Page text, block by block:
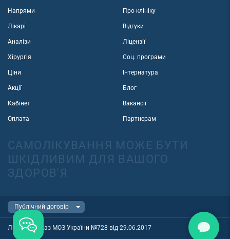
Напрями
Лікарі
Аналізи
Хірургія
Ціни
Акції
Кабінет
Оплата
Про клініку
Відгуки
Ліцензії
Соц. програми
Інтернатура
Блог
Вакансії
Партнерам
САМОЛІКУВАННЯ МОЖЕ БУТИ
ШКІДЛИВИМ ДЛЯ ВАШОГО
ЗДОРОВ'Я
Ліцензія наказ МОЗ України №728 від 29.06.2017